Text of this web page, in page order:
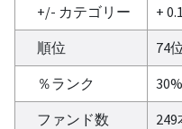
+/- カテゴリー
+
順位
74
％ランク
30%
ファンド数
249